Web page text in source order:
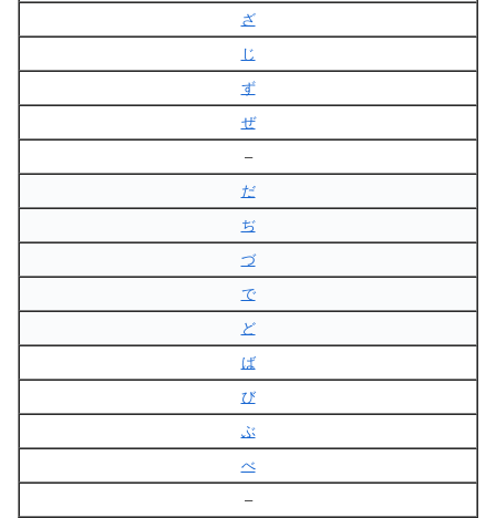
ざ
じ
ず
ぜ
–
だ
ぢ
づ
で
ど
ば
び
ぶ
べ
–